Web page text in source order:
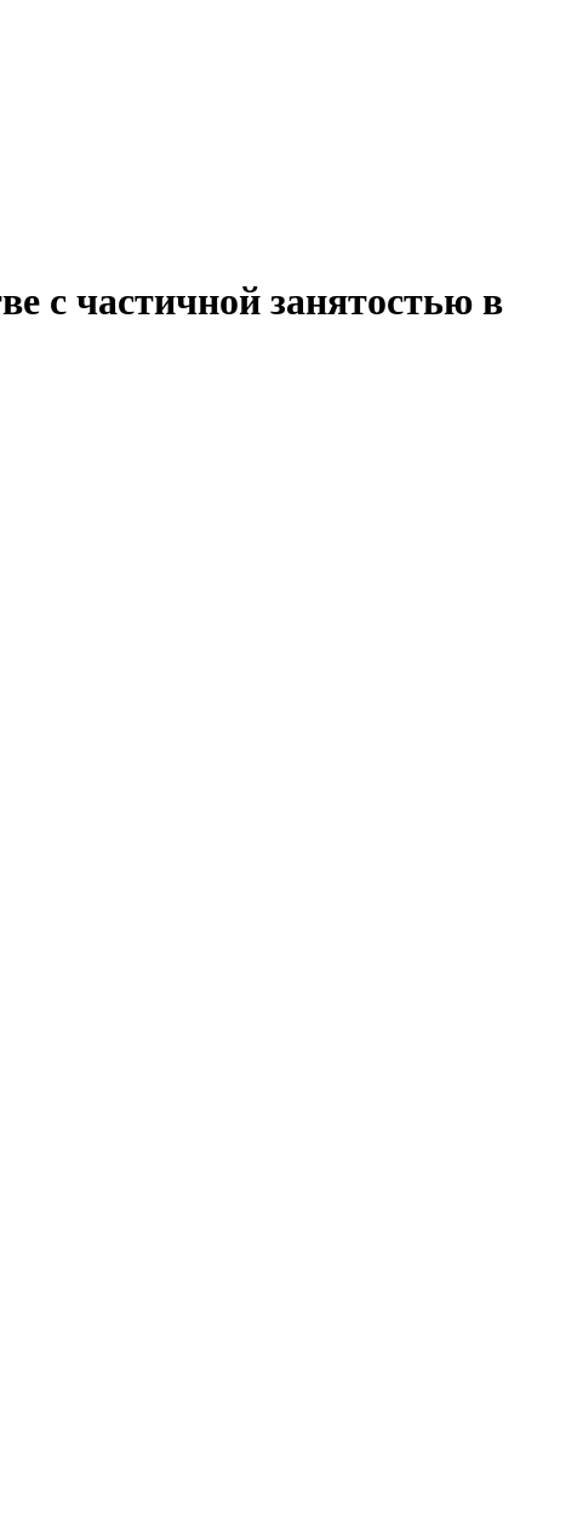
с частичной занятостью в